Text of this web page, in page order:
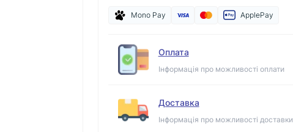
Mono Pay ApplePay
Оплата
Інформація про можливості оплати
Доставка
Інформація про можливості доставки